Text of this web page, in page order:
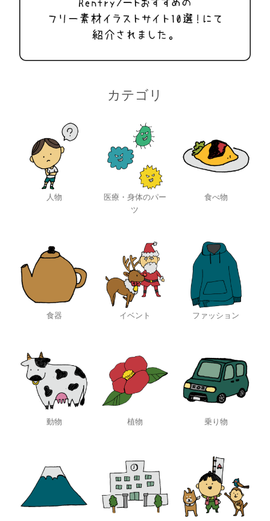
カテゴリ
人物
医療・身体のパー
ツ
食べ物
食器 イベント ファッション
動物 植物 乗り物